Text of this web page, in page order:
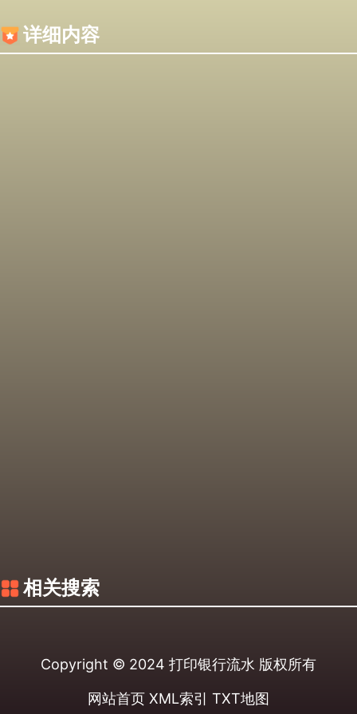
详细内容
相关搜索
Copyright © 2024 打印银行流水 版权所有
网站首页 XML索引 TXT地图